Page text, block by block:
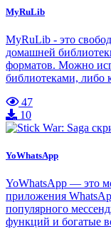
MyRuLib
MyRuLib - это
домашней
форматов. Можно
библиотеками, либо
47
10
YoWhatsApp
YoWhatsApp — это
приложения
популярного
функций и богатые